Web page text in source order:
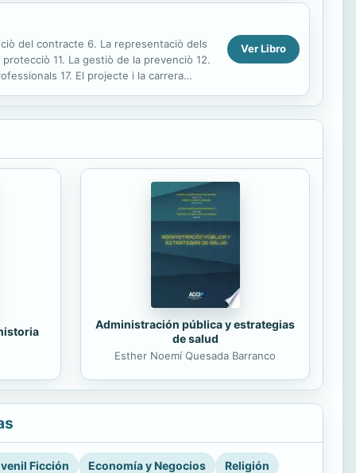
del contracte 6. La representaciò dels
11. La gestiò de la prevenciò 12.
17. El projecte i la carrera
Ver Libro
Administración pública y estrategias
de salud
Esther Noemí Quesada Barranco
Ficción Economía y Negocios Religión